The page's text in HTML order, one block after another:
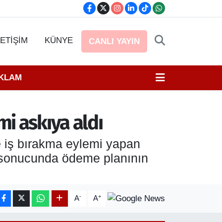
KÜNYE CANLI YAYIN
askıya aldı
bırakma eylemi yapan
ödeme planının
A- A+